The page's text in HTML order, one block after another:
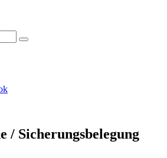
/ Sicherungsbelegung